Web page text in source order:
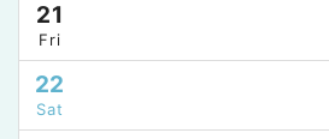
21
Fri
22
Sat